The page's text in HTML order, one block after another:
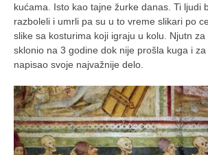
kućama. Isto kao tajne žurke danas. Ti ljudi
razboleli i umrli pa su u to vreme slikari po
slike sa kosturima koji igraju u kolu. Njutn
sklonio na 3 godine dok nije prošla kuga i
napisao svoje najvažnije delo.